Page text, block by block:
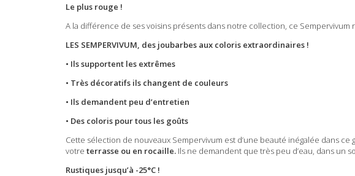
Le plus rouge !
A la différence de ses voisins présents dans notre collection, ce Sempervivum
LES SEMPERVIVUM, des joubarbes aux coloris extraordinaires !
• Ils supportent les extrêmes
• Très décoratifs ils changent de couleurs
• Ils demandent peu d’entretien
• Des coloris pour tous les goûts
Cette sélection de nouveaux Sempervivum est d’une beauté inégalée dans ce
votre terrasse ou en rocaille. Ils ne demandent que très peu d’eau, dans un
Rustiques jusqu’à -25°C !